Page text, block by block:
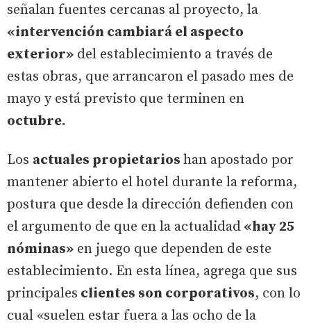
señalan fuentes cercanas al proyecto, la
«intervención cambiará el aspecto
exterior» del establecimiento a través de
estas obras, que arrancaron el pasado mes de
mayo y está previsto que terminen en
octubre.
Los actuales propietarios han apostado por
mantener abierto el hotel durante la reforma,
postura que desde la dirección defienden con
el argumento de que en la actualidad «hay 25
nóminas» en juego que dependen de este
establecimiento. En esta línea, agrega que sus
principales clientes son corporativos, con lo
cual «suelen estar fuera a las ocho de la